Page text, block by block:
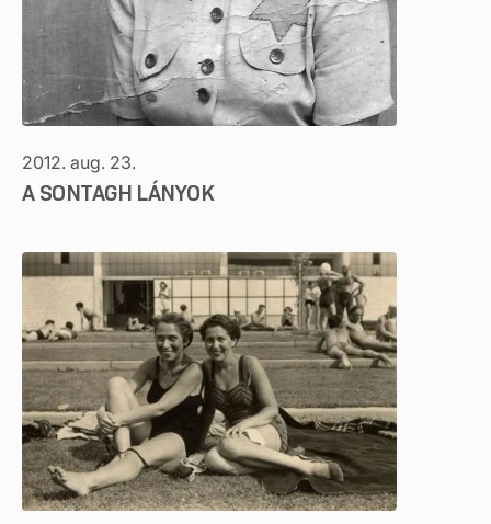
2012. aug. 23.
A SONTAGH LÁNYOK